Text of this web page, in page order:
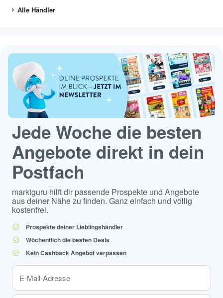
Alle Händler
Jede Woche die besten
Angebote direkt in dein
Postfach
marktguru hilft dir passende Prospekte und Angebote
aus deiner Nähe zu finden. Ganz einfach und völlig
kostenfrei.
Prospekte deiner Lieblingshändler
Wöchentlich die besten Deals
Kein Cashback Angebot verpassen